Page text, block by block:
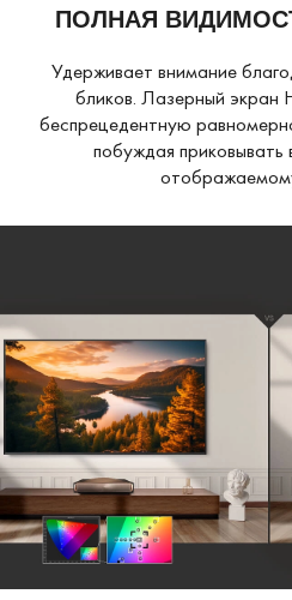
ПОЛНАЯ
Удерживает внимание
бликов. Лазерный экран
беспрецедентную
побуждая приковывать